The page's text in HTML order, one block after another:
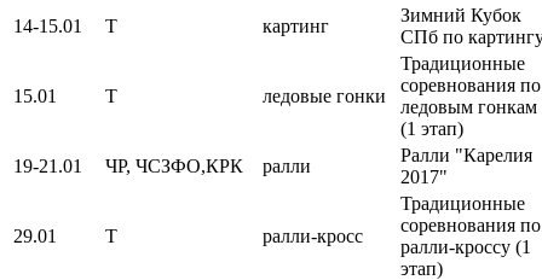
14-15.01
Т картинг
Зимний Кубок
СПб по
15.01 Т ледовые гонки
Традиционные
соревнования по
ледовым гонкам
(1 этап)
19-21.01
ЧР, ЧСЗФО,КРК ралли
Ралли "Карелия
2017"
29.01 Т ралли-кросс
Традиционные
соревнования по
ралли-кроссу (1
этап)